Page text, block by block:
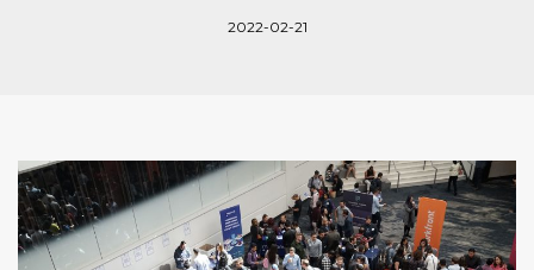
2022-02-21